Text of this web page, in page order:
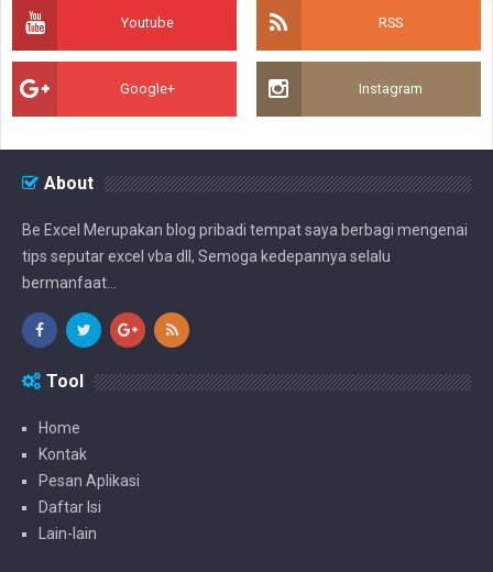
Youtube RSS
Google+ Instagram
About
Be Excel Merupakan blog pribadi tempat saya berbagi mengenai
tips seputar excel vba dll, Semoga kedepannya selalu
bermanfaat...
Tool
Home
Kontak
Pesan Aplikasi
Daftar Isi
Lain-lain